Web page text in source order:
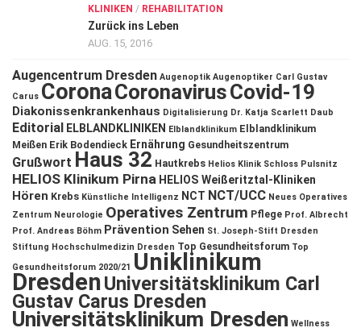
KLINIKEN / REHABILITATION
Zurück ins Leben
AUG. 15, 2016
Augencentrum Dresden Augenoptik Augenoptiker Carl Gustav
Carus CoronaCoronavirusCovid-19
Diakonissenkrankenhaus Digitalisierung Dr. Katja Scarlett Daub
Editorial ELBLANDKLINIKEN Elblandklinikum Elblandklinikum
Meißen Erik Bodendieck Ernährung Gesundheitszentrum
Grußwort Haus 32 Hautkrebs Helios Klinik Schloss Pulsnitz
HELIOS Klinikum Pirna HELIOS Weißeritztal-Kliniken
Hören Krebs Künstliche Intelligenz NCT NCT/UCC Neues Operatives
Zentrum Neurologie Operatives Zentrum Pflege Prof. Albrecht
Prof. Andreas Böhm Prävention Sehen St. Joseph-Stift Dresden
Stiftung Hochschulmedizin Dresden Top Gesundheitsforum Top
Gesundheitsforum 2020/21 Uniklinikum
DresdenUniversitätsklinikum Carl
Gustav Carus Dresden
Universitätsklinikum Dresden Wellness